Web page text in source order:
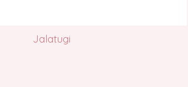
Jalatugi